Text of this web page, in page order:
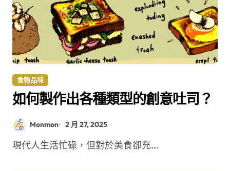
食物品味
如何製作出各種類型的創意吐司？
Monmon 2 月 27, 2025
現代人生活忙碌，但對於美食卻充...